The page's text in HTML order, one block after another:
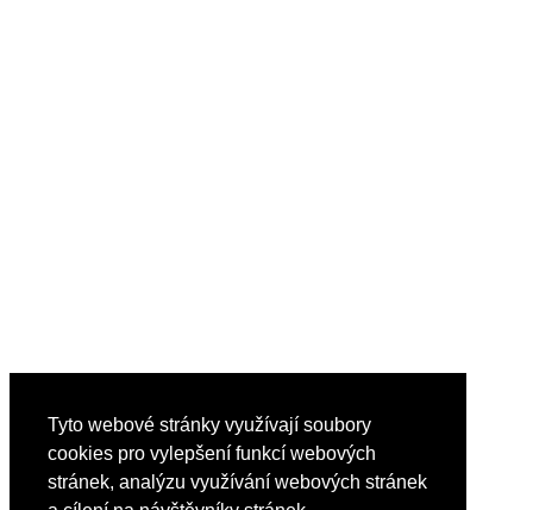
Tyto webové stránky využívají soubory
cookies pro vylepšení funkcí webových
stránek, analýzu využívání webových stránek